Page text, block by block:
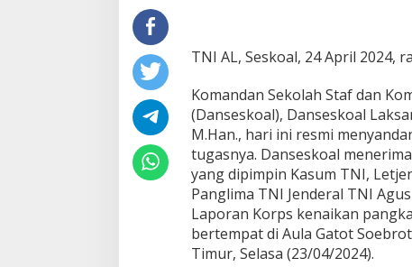
TNI AL, Seskoal, 24 April 2024,
Komandan Sekolah Staf dan
(Danseskoal), Danseskoal
M.Han., hari ini resmi
tugasnya. Danseskoal
yang dipimpin Kasum TNI,
Panglima TNI Jenderal TNI
Laporan Korps kenaikan
bertempat di Aula Gatot
Timur, Selasa (23/04/2024).